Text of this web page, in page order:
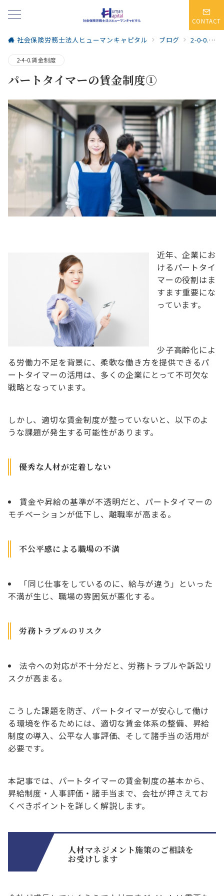
CONTACT
社会保険労務士法人ヒューマンキャピタル ブログ 2-0-0.人事・賃金制度
2-4-0.賃金制度
パートタイマーの賃金制度①
近年、企業にお
けるパートタイ
マーの役割はま
すます重要にな
っています。
少子高齢化によ
る労働力不足を背景に、柔軟な働き方を提供できるパ
ートタイマーの活用は、多くの企業にとって不可欠な
戦略となっています。
しかし、適切な賃金制度が整っていないと、以下のよ
うな課題が発生する可能性があります。
優秀な人材が定着しない
賃金や昇給の基準が不透明だと、パートタイマーの
モチベーションが低下し、離職率が高まる。
不公平感による職場の不満
「同じ仕事をしているのに、給与が違う」といった
不満が生じ、職場の雰囲気が悪化する。
労務トラブルのリスク
法令への対応が不十分だと、労務トラブルや訴訟リ
スクが高まる。
こうした課題を防ぎ、パートタイマーが安心して働け
る環境を作るためには、適切な賃金体系の整備、昇給
制度の導入、公平な人事評価、そして諸手当の活用が
必要です。
本記事では、パートタイマーの賃金制度の基本から、
昇給制度・人事評価・諸手当まで、会社が押さえてお
くべきポイントを詳しく解説します。
人材マネジメント施策のご相談を
お受けします